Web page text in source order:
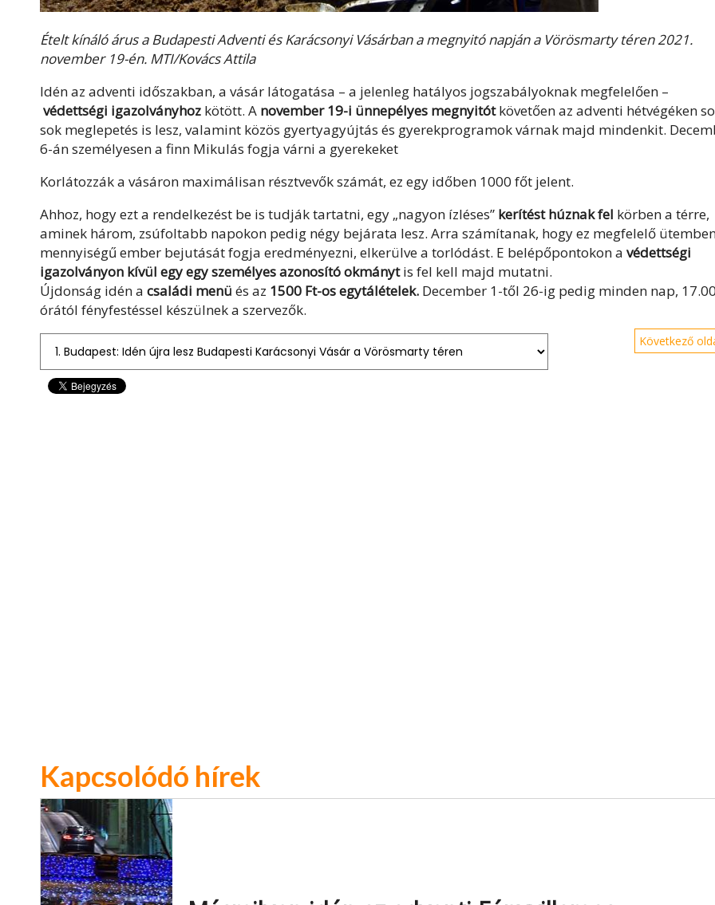
Ételt kínáló árus a Budapesti Adventi és Karácsonyi Vásárban a megnyitó napján a Vörösmarty téren 2021.
november 19-én. MTI/Kovács Attila
Idén az adventi időszakban, a vásár látogatása – a jelenleg hatályos jogszabályoknak megfelelően –
védettségi igazolványhoz kötött. A november 19-i ünnepélyes megnyitótkövetően az adventi hétvégéken
sok meglepetés is lesz, valamint közös gyertyagyújtás és gyerekprogramok várnak majd mindenkit.
6-án személyesen a finn Mikulás fogja várni a gyerekeket
Korlátozzák a vásáron maximálisan résztvevők számát, ez egy időben 1000 főt jelent.
Ahhoz, hogy ezt a rendelkezést be is tudják tartatni, egy „nagyon ízléses” kerítést húznak fel körben a térre,
aminek három, zsúfoltabb napokon pedig négy bejárata lesz. Arra számítanak, hogy ez megfelelő
mennyiségű ember bejutását fogja eredményezni, elkerülve a torlódást. E belépőpontokon a védettségi
igazolványon kívül egy egy személyes azonosító okmánytis fel kell majd mutatni.
Újdonság idén a családi menü és az 1500 Ft-os egytálételek. December 1-től 26-ig pedig minden nap, 17.00
órától fényfestéssel készülnek a szervezők.
Következő
Kapcsolódó hírek